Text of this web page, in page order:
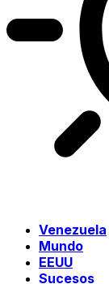
Venezuela
Mundo
EEUU
Sucesos